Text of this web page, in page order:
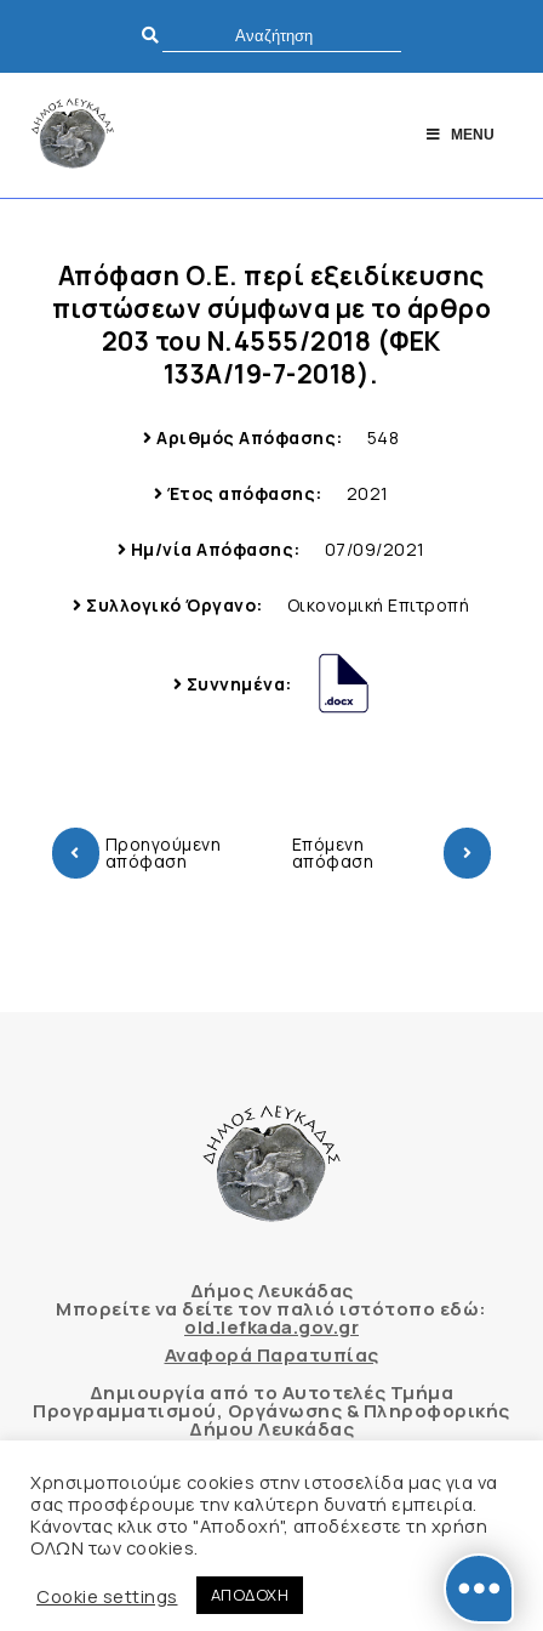
MENU
Απόφαση Ο.Ε. περί εξειδίκευσης
πιστώσεων σύμφωνα με το άρθρο
203 του Ν.4555/2018 (ΦΕΚ
133Α/19-7-2018).
Αριθμός Απόφασης: 548
Έτος απόφασης: 2021
Ημ/νία Απόφασης: 07/09/2021
Συλλογικό Όργανο: Οικονομική Επιτροπή
Συννημένα:
Προηγούμενη
απόφαση
Επόμενη
απόφαση
Δήμος Λευκάδας
Μπορείτε να δείτε τον παλιό ιστότοπο εδώ:
old.lefkada.gov.gr
Αναφορά Παρατυπίας
Δημιουργία από το Αυτοτελές Τμήμα
Προγραμματισμού, Οργάνωσης & Πληροφορικής
Δήμου Λευκάδας
Αυτόματος έλεγχος προσβασιμότητας
δικτυακού τόπου με βάση το πρότυπο WCAG 2.1
Δήλωση Προσβασιμότητας
Χρησιμοποιούμε cookies στην ιστοσελίδα μας για να
σας προσφέρουμε την καλύτερη δυνατή εμπειρία.
Κάνοντας κλικ στο "Αποδοχή", αποδέχεστε τη χρήση
ΟΛΩΝ των cookies.
Cookie settings
ΑΠΟΔΟΧΗ